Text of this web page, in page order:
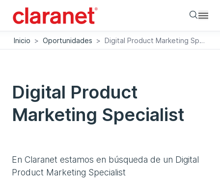
Inicio > Oportunidades > Digital Product Marketing Specialist
Digital Product
Marketing Specialist
En Claranet estamos en búsqueda de un Digital
Product Marketing Specialist